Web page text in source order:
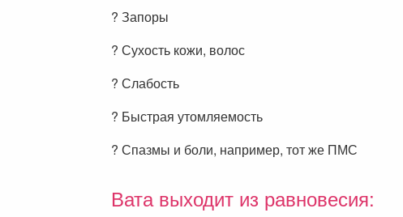
? Запоры
? Сухость кожи, волос
? Слабость
? Быстрая утомляемость
? Спазмы и боли, например, тот же ПМС
Вата выходит из равновесия: